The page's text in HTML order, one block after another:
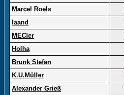
Marcel Roels
laand
MECler
Holha
Brunk Stefan
K.U.Müller
Alexander Grieß